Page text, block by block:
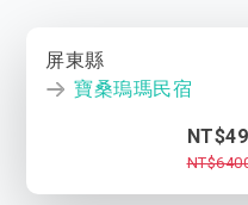
屏東縣
寶桑瑦瑪民宿